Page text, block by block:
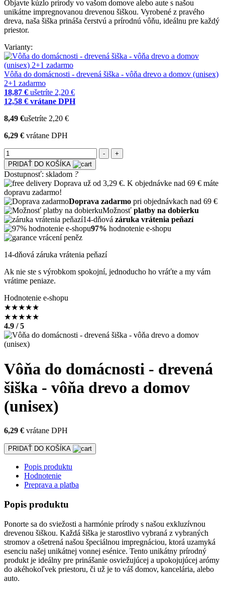
Objavte kúzlo prírody vo vašom domove alebo aute s našou
unikátne impregnovanou drevenou šiškou. Vyrobené z pravého
dreva, naša šiška prináša čerstvú a prírodnú vôňu, ideálnu pre každý
priestor.
Varianty:
Vôňa do domácnosti - drevená šiška - vôňa drevo a domov (unisex)
2+1 zadarmo
18,87 € ušetríte 2,20 €
12,58 € vrátane DPH
8,49 €ušetríte 2,20 €
6,29 € vrátane DPH
PRIDAŤ DO KOŠÍKA
Dostupnosť: skladom ?
Doprava už od 3,29 €. K objednávke nad 69 € máte
dopravu zadarmo!
Doprava zadarmo pri objednávkach nad 69 €
Možnosť platby na dobierku
14-dňová záruka vrátenia peňazí
97% hodnotenie e-shopu
14-dňová záruka vrátenia peňazí
Ak nie ste s výrobkom spokojní, jednoducho ho vráťte a my vám
vrátime peniaze.
Hodnotenie e-shopu
★★★★★
★★★★★
4.9 / 5
Vôňa do domácnosti - drevená
šiška - vôňa drevo a domov
(unisex)
6,29 € vrátane DPH
PRIDAŤ DO KOŠÍKA
Popis produktu
Hodnotenie
Preprava a platba
Popis produktu
Ponorte sa do sviežosti a harmónie prírody s našou exkluzívnou
drevenou šiškou. Každá šiška je starostlivo vybraná z vybraných
stromov a ošetrená našou špeciálnou impregnáciou, ktorá uzamyká
esenciu našej unikátnej vonnej esénice. Tento unikátny prírodný
produkt je ideálny pre prinášanie osviežujúcej a upokojujúcej arómy
do akéhokoľvek priestoru, či už je to váš domov, kancelária, alebo
auto.